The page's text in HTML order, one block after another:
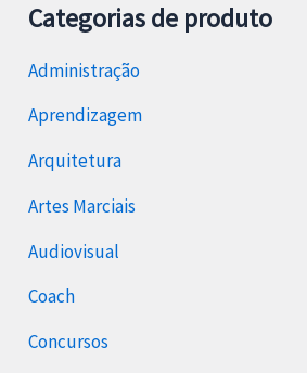
Categorias de produto
Administração
Aprendizagem
Arquitetura
Artes Marciais
Audiovisual
Coach
Concursos